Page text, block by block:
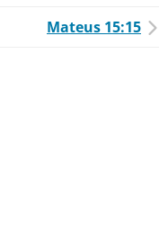
Mateus 15:15